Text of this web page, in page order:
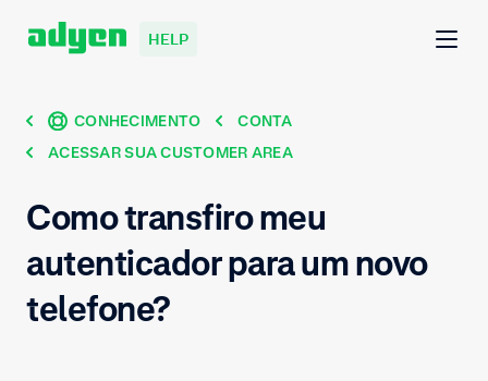
HELP
CONHECIMENTO
CONTA
ACESSAR SUA CUSTOMER AREA
Como transfiro meu
autenticador para um novo
telefone?